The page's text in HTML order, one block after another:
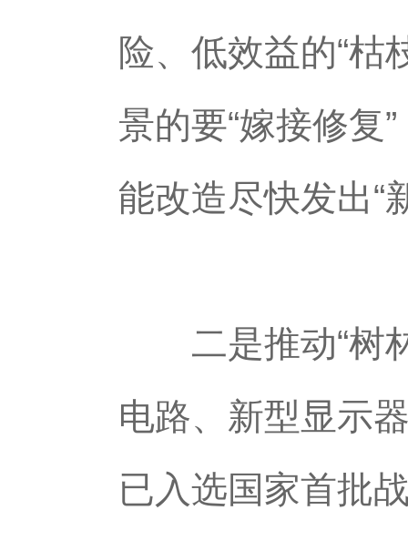
险、低效益的“枯
景的要“嫁接修复
能改造尽快发出“
二是推动“树林
电路、新型显示
已入选国家首批